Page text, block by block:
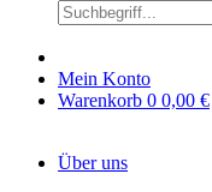
Mein Konto
Warenkorb 0 0,00 €
Über uns